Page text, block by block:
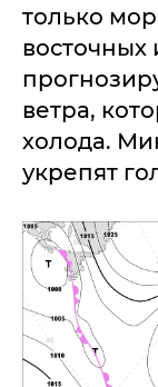
только
восточных
ветра,
холода.
укрепят